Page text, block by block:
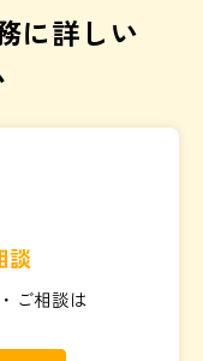
に詳しい
談
ご相談は